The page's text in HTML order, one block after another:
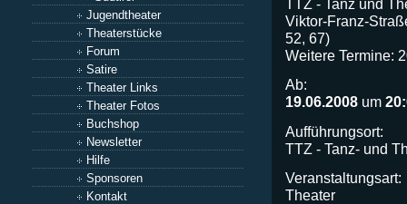
Jugendtheater
Theaterstücke
Forum
Satire
Theater Links
Theater Fotos
Buchshop
Newsletter
Hilfe
Sponsoren
Kontakt
TTZ - Tanz und
Viktor-Franz-
52, 67)
Weitere Termine:
Ab:
19.06.2008 um
Aufführungsort:
TTZ - Tanz- und
Veranstaltungsart:
Theater